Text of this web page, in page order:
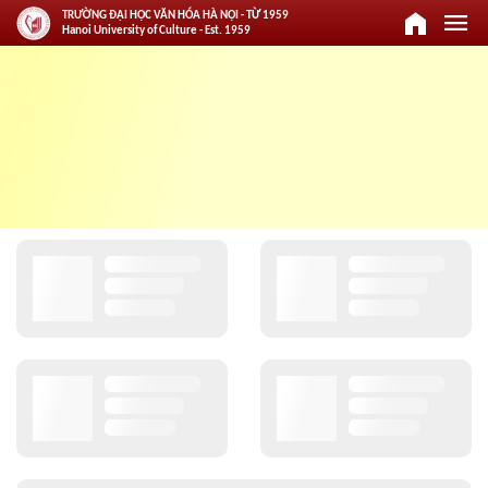
TRƯỜNG ĐẠI HỌC VĂN HÓA HÀ NỘI - TỪ 1959
Hanoi University of Culture - Est. 1959
home menu